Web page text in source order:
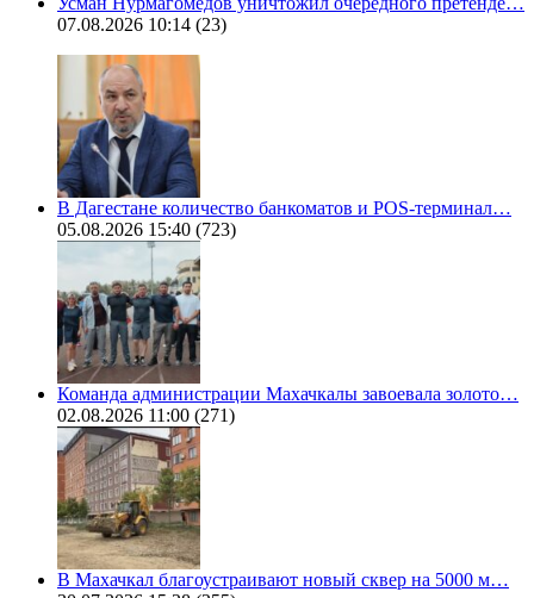
07.08.2026 10:14 (23)
В Дагестане количество банкоматов и POS-терминал…
05.08.2026 15:40 (723)
Команда администрации Махачкалы завоевала золото…
02.08.2026 11:00 (271)
В Махачкал благоустраивают новый сквер на 5000 м…